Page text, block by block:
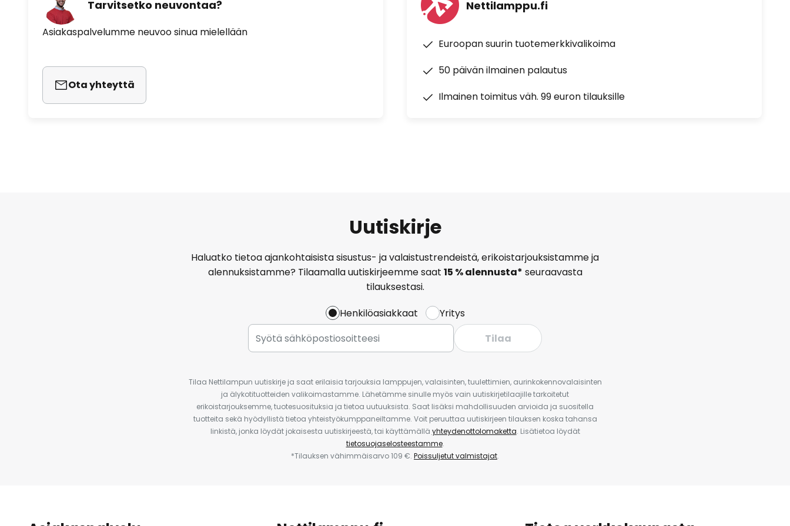
Tarvitsetko neuvontaa?
Asiakaspalvelumme neuvoo sinua mielellään
Ota yhteyttä
Nettilamppu.fi
Euroopan suurin tuotemerkkivalikoima
50 päivän ilmainen palautus
Ilmainen toimitus väh. 99 euron tilauksille
Uutiskirje
Haluatko tietoa ajankohtaisista sisustus- ja valaistustrendeistä, erikoistarjouksistamme ja
alennuksistamme? Tilaamalla uutiskirjeemme saat 15 % alennusta* seuraavasta
tilauksestasi.
Henkilöasiakkaat
Yritys
Tilaa
Tilaa Nettilampun uutiskirje ja saat erilaisia tarjouksia lamppujen, valaisinten, tuulettimien, aurinkokennovalaisinten
ja älykotituotteiden valikoimastamme. Lähetämme sinulle myös vain uutiskirjetilaajille tarkoitetut
erikoistarjouksemme, tuotesuosituksia ja tietoa uutuuksista. Saat lisäksi mahdollisuuden arvioida ja suositella
tuotteita sekä hyödyllistä tietoa yhteistyökumppaneiltamme. Voit peruuttaa uutiskirjeen tilauksen koska tahansa
linkistä, jonka löydät jokaisesta uutiskirjeestä, tai käyttämällä yhteydenottolomaketta. Lisätietoa löydät
tietosuojaselosteestamme.
*Tilauksen vähimmäisarvo 109 €. Poissuljetut valmistajat.